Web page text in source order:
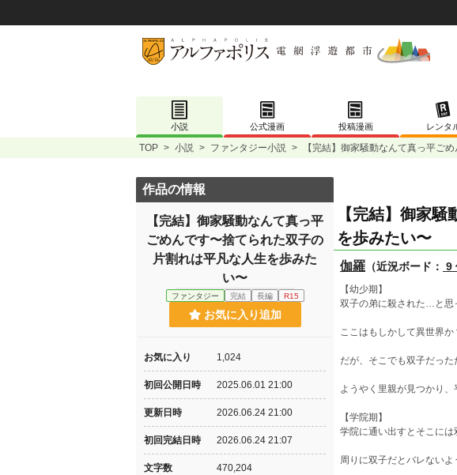
小説 公式漫画 投稿漫画 レンタ
TOP > 小説 > ファンタジー小説 > 【完結】御家騒動なんて真っ平ご
【完結】御家
を歩みたい〜
伽羅 （近況ボード： 9
【幼少期】
双子の弟に殺された…と思
ここはもしかして異世界
だが、そこでも双子だっ
ようやく里親が見つかり
【学院期】
学院に通い出すとそこには
周りに双子だとバレない
作品の情報
【完結】御家騒動なんて真っ平
ごめんです〜捨てられた双子の
片割れは平凡な人生を歩みた
い〜
ファンタジー 完結 長編 R15
お気に入り追加
お気に入り 1,024
初回公開日時 2025.06.01 21:00
更新日時 2026.06.24 21:00
初回完結日時 2026.06.24 21:07
文字数 470,204